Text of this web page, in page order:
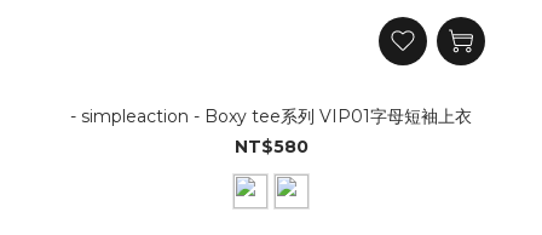
- simpleaction - Boxy tee系列 VIP01字母短袖上衣
NT$580